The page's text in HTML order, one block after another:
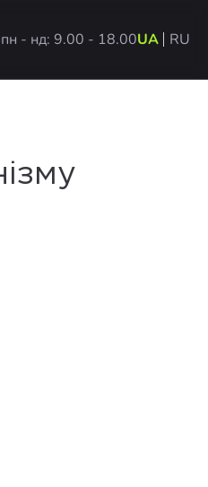
пн - нд: 9.00 - 18.00UA RU